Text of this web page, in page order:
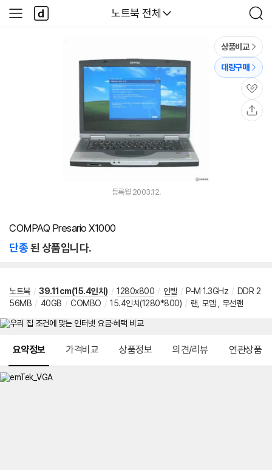
다나와
노트북 전체
검
색
사
이
다
나
와
상품비교
대량구매
관
심
등록월 2003.12.
COMPAQ Presario X1000
단종된 상품입니다.
노트북 / 39.11cm(15.4인치) / 1280x800 / 인텔 / P-M 1.3GHz / DDR 2
56MB / 40GB / COMBO / 15.4인치(1280*800) / 랜, 모뎀 , 무선랜
요약정보 가격비교 상품정보 의견/리뷰 연관상품